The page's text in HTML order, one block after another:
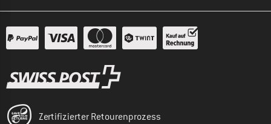
Zertifizierter Retourenprozess